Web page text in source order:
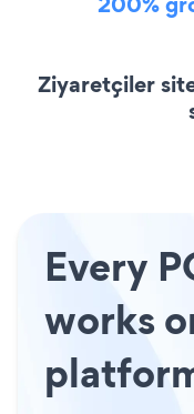
Ziyaretçiler
Every
works